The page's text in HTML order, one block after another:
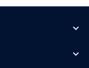
expand_more
expand_more